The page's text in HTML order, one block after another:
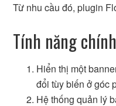
Từ nhu cầu đó, plugin
Tính năng
Hiển thị một
đổi tùy biến ở góc
Hệ thống quản lý